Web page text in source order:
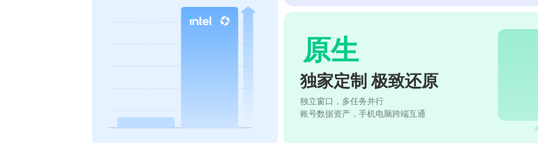
原生
独家定制 极致还原
独立窗口，多任务并行
账号数据资产，手机电脑跨端互通